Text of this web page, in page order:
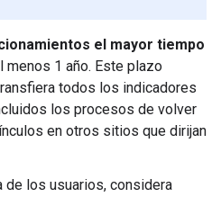
el mayor tiempo
menos 1 año. Este plazo
todos los indicadores
los procesos de volver
en otros sitios que dirijan
de los usuarios, considera